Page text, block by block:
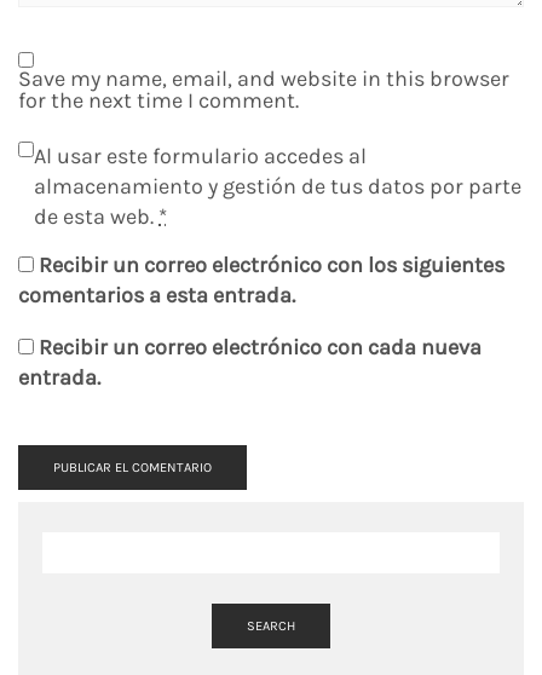
Save my name, email, and website in this browser
for the next time I comment.
Al usar este formulario accedes al
almacenamiento y gestión de tus datos por parte
de esta web. *
Recibir un correo electrónico con los siguientes
comentarios a esta entrada.
Recibir un correo electrónico con cada nueva
entrada.
SEARCH